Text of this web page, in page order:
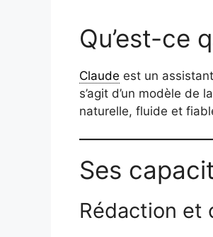
Qu’est-ce
Claude est un
s’agit d’un modèle de
naturelle, fluide et
Ses
Rédaction et